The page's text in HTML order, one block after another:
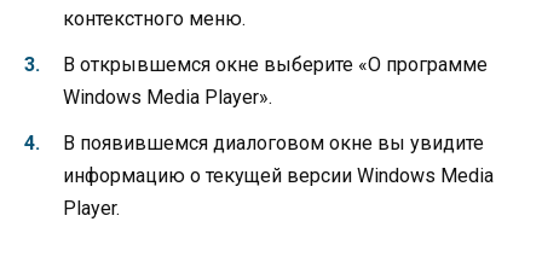
контекстного меню.
В открывшемся окне выберите «О программе
Windows Media Player».
В появившемся диалоговом окне вы увидите
информацию о текущей версии Windows Media
Player.